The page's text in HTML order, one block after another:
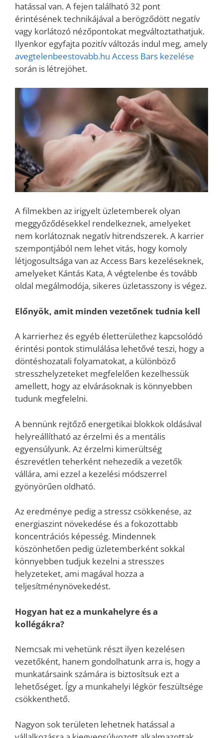
hatással van. A fejen található 32 pont
érintésének technikájával a berögződött negatív
vagy korlátozó nézőpontokat megváltoztathatjuk.
Ilyenkor egyfajta pozitív változás indul meg, amely
avegtelenbeestovabb.hu Access Bars kezelése
során is létrejöhet.
A filmekben az irigyelt üzletemberek olyan
meggyőződésekkel rendelkeznek, amelyeket
nem korlátoznak negatív hitrendszerek. A karrier
szempontjából nem lehet vitás, hogy komoly
létjogosultsága van az Access Bars kezeléseknek,
amelyeket Kántás Kata, A végtelenbe és tovább
oldal megálmodója, sikeres üzletasszony is végez.
Előnyök, amit minden vezetőnek tudnia kell
A karrierhez és egyéb életterülethez kapcsolódó
érintési pontok stimulálása lehetővé teszi, hogy a
döntéshozatali folyamatokat, a különböző
stresszhelyzeteket megfelelően kezelhessük
amellett, hogy az elvárásoknak is könnyebben
tudunk megfelelni.
A bennünk rejtőző energetikai blokkok oldásával
helyreállítható az érzelmi és a mentális
egyensúlyunk. Az érzelmi kimerültség
észrevétlen teherként nehezedik a vezetők
vállára, ami ezzel a kezelési módszerrel
gyönyörűen oldható.
Az eredménye pedig a stressz csökkenése, az
energiaszint növekedése és a fokozottabb
koncentrációs képesség. Mindennek
köszönhetően pedig üzletemberként sokkal
könnyebben tudjuk kezelni a stresszes
helyzeteket, ami magával hozza a
teljesítménynövekedést.
Hogyan hat ez a munkahelyre és a
kollégákra?
Nemcsak mi vehetünk részt ilyen kezelésen
vezetőként, hanem gondolhatunk arra is, hogy a
munkatársaink számára is biztosítsuk ezt a
lehetőséget. Így a munkahelyi légkör feszültsége
csökkenthető.
Nagyon sok területen lehetnek hatással a